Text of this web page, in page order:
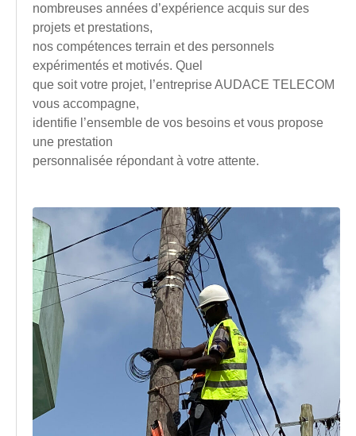
nombreuses années d’expérience acquis sur des
projets et prestations,
nos compétences terrain et des personnels
expérimentés et motivés. Quel
que soit votre projet, l’entreprise AUDACE TELECOM
vous accompagne,
identifie l’ensemble de vos besoins et vous propose
une prestation
personnalisée répondant à votre attente.